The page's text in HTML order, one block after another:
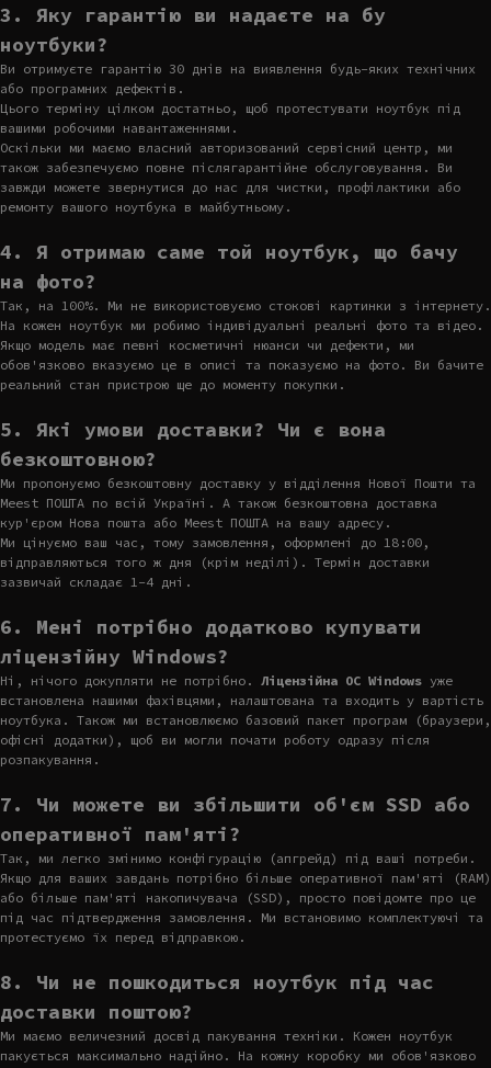
3. Яку гарантію ви надаєте на бу
ноутбуки?
Ви отримуєте гарантію 30 днів на виявлення будь-яких технічних
або програмних дефектів.
Цього терміну цілком достатньо, щоб протестувати ноутбук під
вашими робочими навантаженнями.
Оскільки ми маємо власний авторизований сервісний центр, ми
також забезпечуємо повне післягарантійне обслуговування. Ви
завжди можете звернутися до нас для чистки, профілактики або
ремонту вашого ноутбука в майбутньому.
4. Я отримаю саме той ноутбук, що бачу
на фото?
Так, на 100%. Ми не використовуємо стокові картинки з інтернету.
На кожен ноутбук ми робимо індивідуальні реальні фото та відео.
Якщо модель має певні косметичні нюанси чи дефекти, ми
обов'язково вказуємо це в описі та показуємо на фото. Ви бачите
реальний стан пристрою ще до моменту покупки.
5. Які умови доставки? Чи є вона
безкоштовною?
Ми пропонуємо безкоштовну доставку у відділення Нової Пошти та
Meest ПОШТА по всій Україні. А також безкоштовна доставка
кур'єром Нова пошта або Meest ПОШТА на вашу адресу.
Ми цінуємо ваш час, тому замовлення, оформлені до 18:00,
відправляються того ж дня (крім неділі). Термін доставки
зазвичай складає 1-4 дні.
6. Мені потрібно додатково купувати
ліцензійну Windows?
Ні, нічого докупляти не потрібно. Ліцензійна ОС Windows уже
встановлена нашими фахівцями, налаштована та входить у вартість
ноутбука. Також ми встановлюємо базовий пакет програм (браузери,
офісні додатки), щоб ви могли почати роботу одразу після
розпакування.
7. Чи можете ви збільшити об'єм SSD або
оперативної пам'яті?
Так, ми легко змінимо конфігурацію (апгрейд) під ваші потреби.
Якщо для ваших завдань потрібно більше оперативної пам'яті (RAM)
або більше пам'яті накопичувача (SSD), просто повідомте про це
під час підтвердження замовлення. Ми встановимо комплектуючі та
протестуємо їх перед відправкою.
8. Чи не пошкодиться ноутбук під час
доставки поштою?
Ми маємо величезний досвід пакування техніки. Кожен ноутбук
пакується максимально надійно. На кожну коробку ми обов'язково